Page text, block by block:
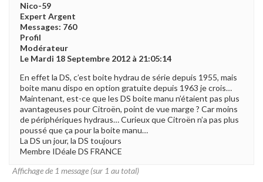
Nico-59
Expert Argent
Messages: 760
Profil
Modérateur
Le Mardi 18 Septembre 2012 à 21:05:14
En effet la DS, c’est boite hydrau de série depuis 1955, mais
boite manu dispo en option gratuite depuis 1963 je crois…
Maintenant, est-ce que les DS boite manu n’étaient pas plus
avantageuses pour Citroën, point de vue marge ? Car moins
de périphériques hydraus… Curieux que Citroën n’a pas plus
poussé que ça pour la boite manu…
La DS un jour, la DS toujours
Membre IDéale DS FRANCE
Affichage de 1 message (sur 1 au total)